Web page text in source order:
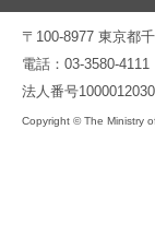
〒100-8977 東京都
電話：03-3580-4111
法人番号
Copyright © The Ministry